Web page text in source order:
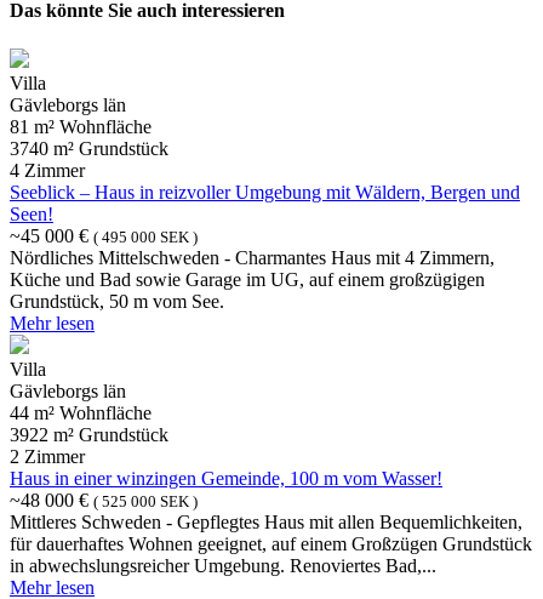
Das könnte Sie auch interessieren
Villa
Gävleborgs län
81 m² Wohnfläche
3740 m² Grundstück
4 Zimmer
Seeblick – Haus in reizvoller Umgebung mit Wäldern, Bergen und
Seen!
~45 000 € ( 495 000 SEK )
Nördliches Mittelschweden - Charmantes Haus mit 4 Zimmern,
Küche und Bad sowie Garage im UG, auf einem großzügigen
Grundstück, 50 m vom See.
Mehr lesen
Villa
Gävleborgs län
44 m² Wohnfläche
3922 m² Grundstück
2 Zimmer
Haus in einer winzingen Gemeinde, 100 m vom Wasser!
~48 000 € ( 525 000 SEK )
Mittleres Schweden - Gepflegtes Haus mit allen Bequemlichkeiten,
für dauerhaftes Wohnen geeignet, auf einem Großzügen Grundstück
in abwechslungsreicher Umgebung. Renoviertes Bad,...
Mehr lesen